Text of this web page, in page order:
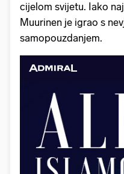
cijelom svijetu. Iako
Muurinen je igrao s
samopouzdanjem.